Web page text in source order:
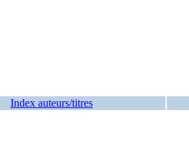
Index auteurs/titres